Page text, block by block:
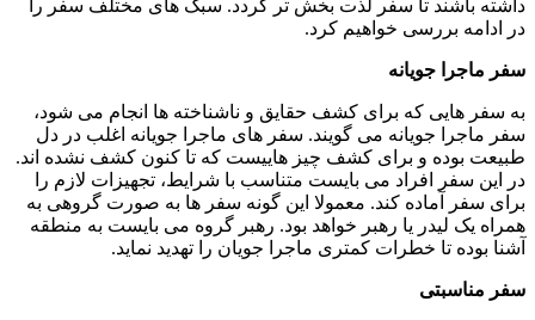
داشته باشند تا سفر لذت بخش تر گردد. سبک های مختلف سفر را
در ادامه بررسی خواهیم کرد.
سفر ماجرا جویانه
به سفر هایی که برای کشف حقایق و ناشناخته ها انجام می شود،
سفر ماجرا جویانه می گویند. سفر های ماجرا جویانه اغلب در دل
طبیعت بوده و برای کشف چیز هاییست که تا کنون کشف نشده اند.
در این سفر افراد می بایست متناسب با شرایط، تجهیزات لازم را
برای سفر آماده کند. معمولا این گونه سفر ها به صورت گروهی به
همراه یک لیدر یا رهبر خواهد بود. رهبر گروه می بایست به منطقه
آشنا بوده تا خطرات کمتری ماجرا جویان را تهدید نماید.
سفر مناسبتی